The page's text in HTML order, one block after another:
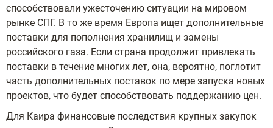
способствовали ужесточению ситуации на мировом
рынке СПГ. В то же время Европа ищет дополнительные
поставки для пополнения хранилищ и замены
российского газа. Если страна продолжит привлекать
поставки в течение многих лет, она, вероятно, поглотит
часть дополнительных поставок по мере запуска новых
проектов, что будет способствовать поддержанию цен.
Для Каира финансовые последствия крупных закупок